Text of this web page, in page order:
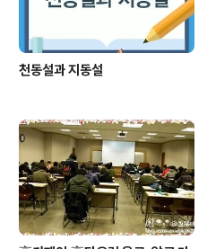
천동설과 지동설